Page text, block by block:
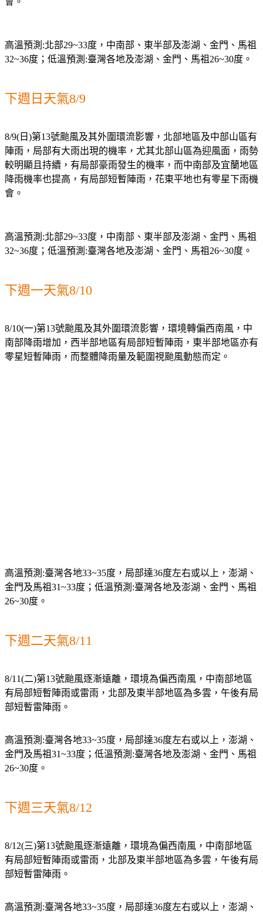
高溫預測:北部29~33度，中南部、東半部及澎湖、金門、馬祖
32~36度；低溫預測:臺灣各地及澎湖、金門、馬祖26~30度。
下週日天氣8/9
8/9(日)第13號颱風及其外圍環流影響，北部地區及中部山區有
陣雨，局部有大雨出現的機率，尤其北部山區為迎風面，雨勢
較明顯且持續，有局部豪雨發生的機率，而中南部及宜蘭地區
降雨機率也提高，有局部短暫陣雨，花東平地也有零星下雨機
會。
高溫預測:北部29~33度，中南部、東半部及澎湖、金門、馬祖
下週一天氣8/10
8/10(一)第13號颱風及其外圍環流影響，環境轉偏西南風，中
南部降雨增加，西半部地區有局部短暫陣雨，東半部地區亦有
零星短暫陣雨，而整體降雨量及範圍視颱風動態而定。
高溫預測:臺灣各地33~35度，局部達36度左右或以上，澎湖、
金門及馬祖31~33度；低溫預測:臺灣各地及澎湖、金門、馬祖
26~30度。
下週二天氣8/11
8/11(二)第13號颱風逐漸遠離，環境為偏西南風，中南部地區
有局部短暫陣雨或雷雨，北部及東半部地區為多雲，午後有局
部短暫雷陣雨。
高溫預測:臺灣各地33~35度，局部達36度左右或以上，澎湖、
金門及馬祖31~33度；低溫預測:臺灣各地及澎湖、金門、馬祖
26~30度。
下週三天氣8/12
8/12(三)第13號颱風逐漸遠離，環境為偏西南風，中南部地區
有局部短暫陣雨或雷雨，北部及東半部地區為多雲，午後有局
部短暫雷陣雨。
高溫預測:臺灣各地33~35度，局部達36度左右或以上，澎湖、